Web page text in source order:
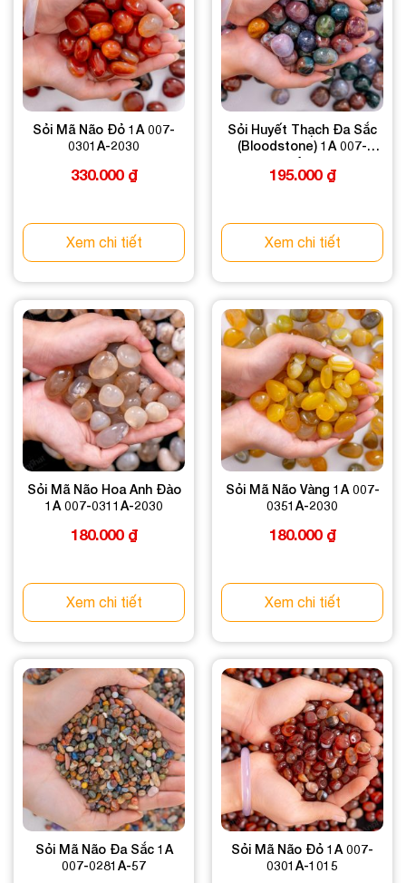
Sỏi Mã Não Đỏ 1A 007-
0301A-2030
330.000 ₫
Xem chi tiết
Sỏi Huyết Thạch Đa Sắc
(Bloodstone) 1A 007-
1721A-2030
195.000 ₫
Xem chi tiết
Sỏi Mã Não Hoa Anh Đào
1A 007-0311A-2030
180.000 ₫
Xem chi tiết
Sỏi Mã Não Vàng 1A 007-
0351A-2030
180.000 ₫
Xem chi tiết
Sỏi Mã Não Đa Sắc 1A
007-0281A-57
Sỏi Mã Não Đỏ 1A 007-
0301A-1015